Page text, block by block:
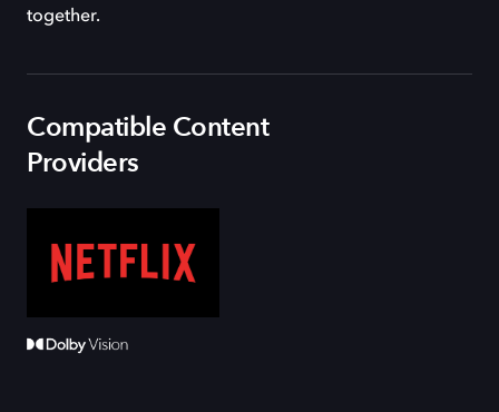
together.
Compatible Content
Providers